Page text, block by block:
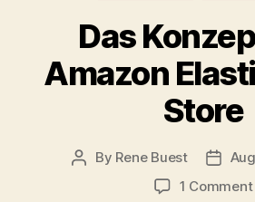
Das
Amazon
Store
Post
By Rene Buest
Post
1 Comment